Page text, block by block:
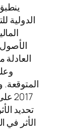
الدولية
الأصول
تحديد